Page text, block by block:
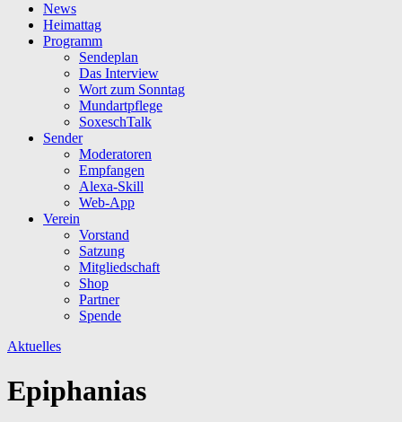
News
Heimattag
Programm
Sendeplan
Das Interview
Wort zum Sonntag
Mundartpflege
SoxeschTalk
Sender
Moderatoren
Empfangen
Alexa-Skill
Web-App
Verein
Vorstand
Satzung
Mitgliedschaft
Shop
Partner
Spende
Aktuelles
Epiphanias